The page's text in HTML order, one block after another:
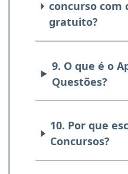
concurso com
gratuito?
9. O que é o
Questões?
10. Por que
Concursos?